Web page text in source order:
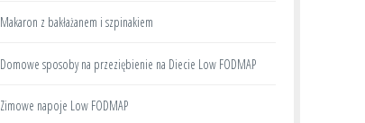
Makaron z bakłażanem i szpinakiem
Domowe sposoby na przeziębienie na Diecie Low FODMAP
Zimowe napoje Low FODMAP